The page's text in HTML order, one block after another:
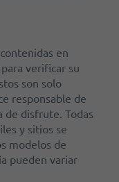
en
verificar su
son solo
responsable de
de disfrute. Todas
y sitios se
modelos de
pueden variar